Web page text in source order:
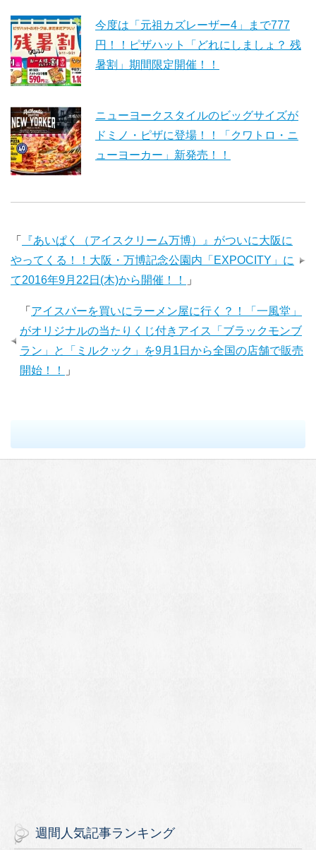
今度は「元祖カズレーザー4」まで777
円！！ピザハット「どれにしましょ？ 残
暑割」期間限定開催！！
ニューヨークスタイルのビッグサイズが
ドミノ・ピザに登場！！「クワトロ・ニ
ューヨーカー」新発売！！
「
『あいぱく（アイスクリーム万博）』がついに大阪に
やってくる！！大阪・万博記念公園内「EXPOCITY」に
て2016年9月22日(木)から開催！！
」
「 アイスバーを買いにラーメン屋に行く？！「一風堂」
がオリジナルの当たりくじ付きアイス「ブラックモンブ
ラン」と「ミルクック」を9月1日から全国の店舗で販売
開始！！
」
週間人気記事ランキング